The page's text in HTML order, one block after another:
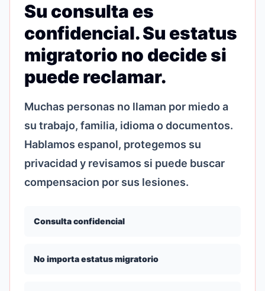
Su consulta es
confidencial. Su estatus
migratorio no decide si
puede reclamar.
Muchas personas no llaman por miedo a
su trabajo, familia, idioma o documentos.
Hablamos espanol, protegemos su
privacidad y revisamos si puede buscar
compensacion por sus lesiones.
Consulta confidencial
No importa estatus migratorio